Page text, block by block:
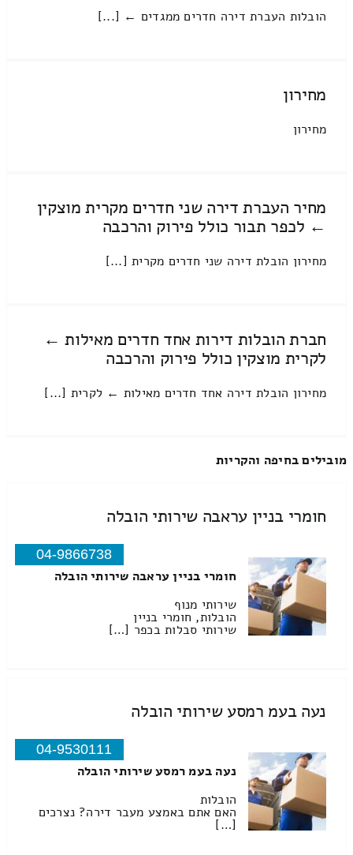
הובלות העברת דירה חדרים ממגדים ← [...]
מחירון
מחירון
מחיר העברת דירה שני חדרים מקרית מוצקין
← לכפר תבור כולל פירוק והרכבה
מחירון הובלת דירה שני חדרים מקרית [...]
חברת הובלות דירות אחד חדרים מאילות ←
לקרית מוצקין כולל פירוק והרכבה
מחירון הובלת דירה אחד חדרים מאילות ← לקרית [...]
מובילים בחיפה והקריות
חומרי בניין עראבה שירותי הובלה
04-9866738
חומרי בניין עראבה שירותי הובלה
שירותי מנוף
הובלות, חומרי בניין
שירותי סבלות בכפר […]
נעה בעמ רמסע שירותי הובלה
04-9530111
נעה בעמ רמסע שירותי הובלה
הובלות
האם אתם באמצע מעבר דירה? נצרכים
[…]